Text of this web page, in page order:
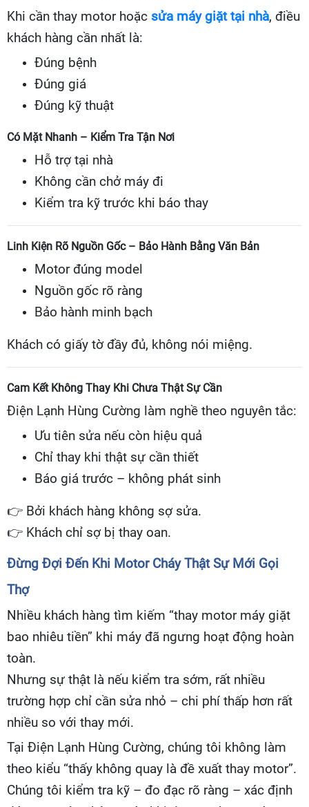
Khi cần thay motor hoặc sửa máy giặt tại nhà, điều
khách hàng cần nhất là:
Đúng bệnh
Đúng giá
Đúng kỹ thuật
Có Mặt Nhanh – Kiểm Tra Tận Nơi
Hỗ trợ tại nhà
Không cần chở máy đi
Kiểm tra kỹ trước khi báo thay
Linh Kiện Rõ Nguồn Gốc – Bảo Hành Bằng Văn Bản
Motor đúng model
Nguồn gốc rõ ràng
Bảo hành minh bạch
Khách có giấy tờ đầy đủ, không nói miệng.
Cam Kết Không Thay Khi Chưa Thật Sự Cần
Điện Lạnh Hùng Cường làm nghề theo nguyên tắc:
Ưu tiên sửa nếu còn hiệu quả
Chỉ thay khi thật sự cần thiết
Báo giá trước – không phát sinh
👉 Bởi khách hàng không sợ sửa.
👉 Khách chỉ sợ bị thay oan.
Đừng Đợi Đến Khi Motor Cháy Thật Sự Mới Gọi
Thợ
Nhiều khách hàng tìm kiếm “thay motor máy giặt
bao nhiêu tiền” khi máy đã ngưng hoạt động hoàn
toàn.
Nhưng sự thật là nếu kiểm tra sớm, rất nhiều
trường hợp chỉ cần sửa nhỏ – chi phí thấp hơn rất
nhiều so với thay mới.
Tại Điện Lạnh Hùng Cường, chúng tôi không làm
theo kiểu “thấy không quay là đề xuất thay motor”.
Chúng tôi kiểm tra kỹ – đo đạc rõ ràng – xác định